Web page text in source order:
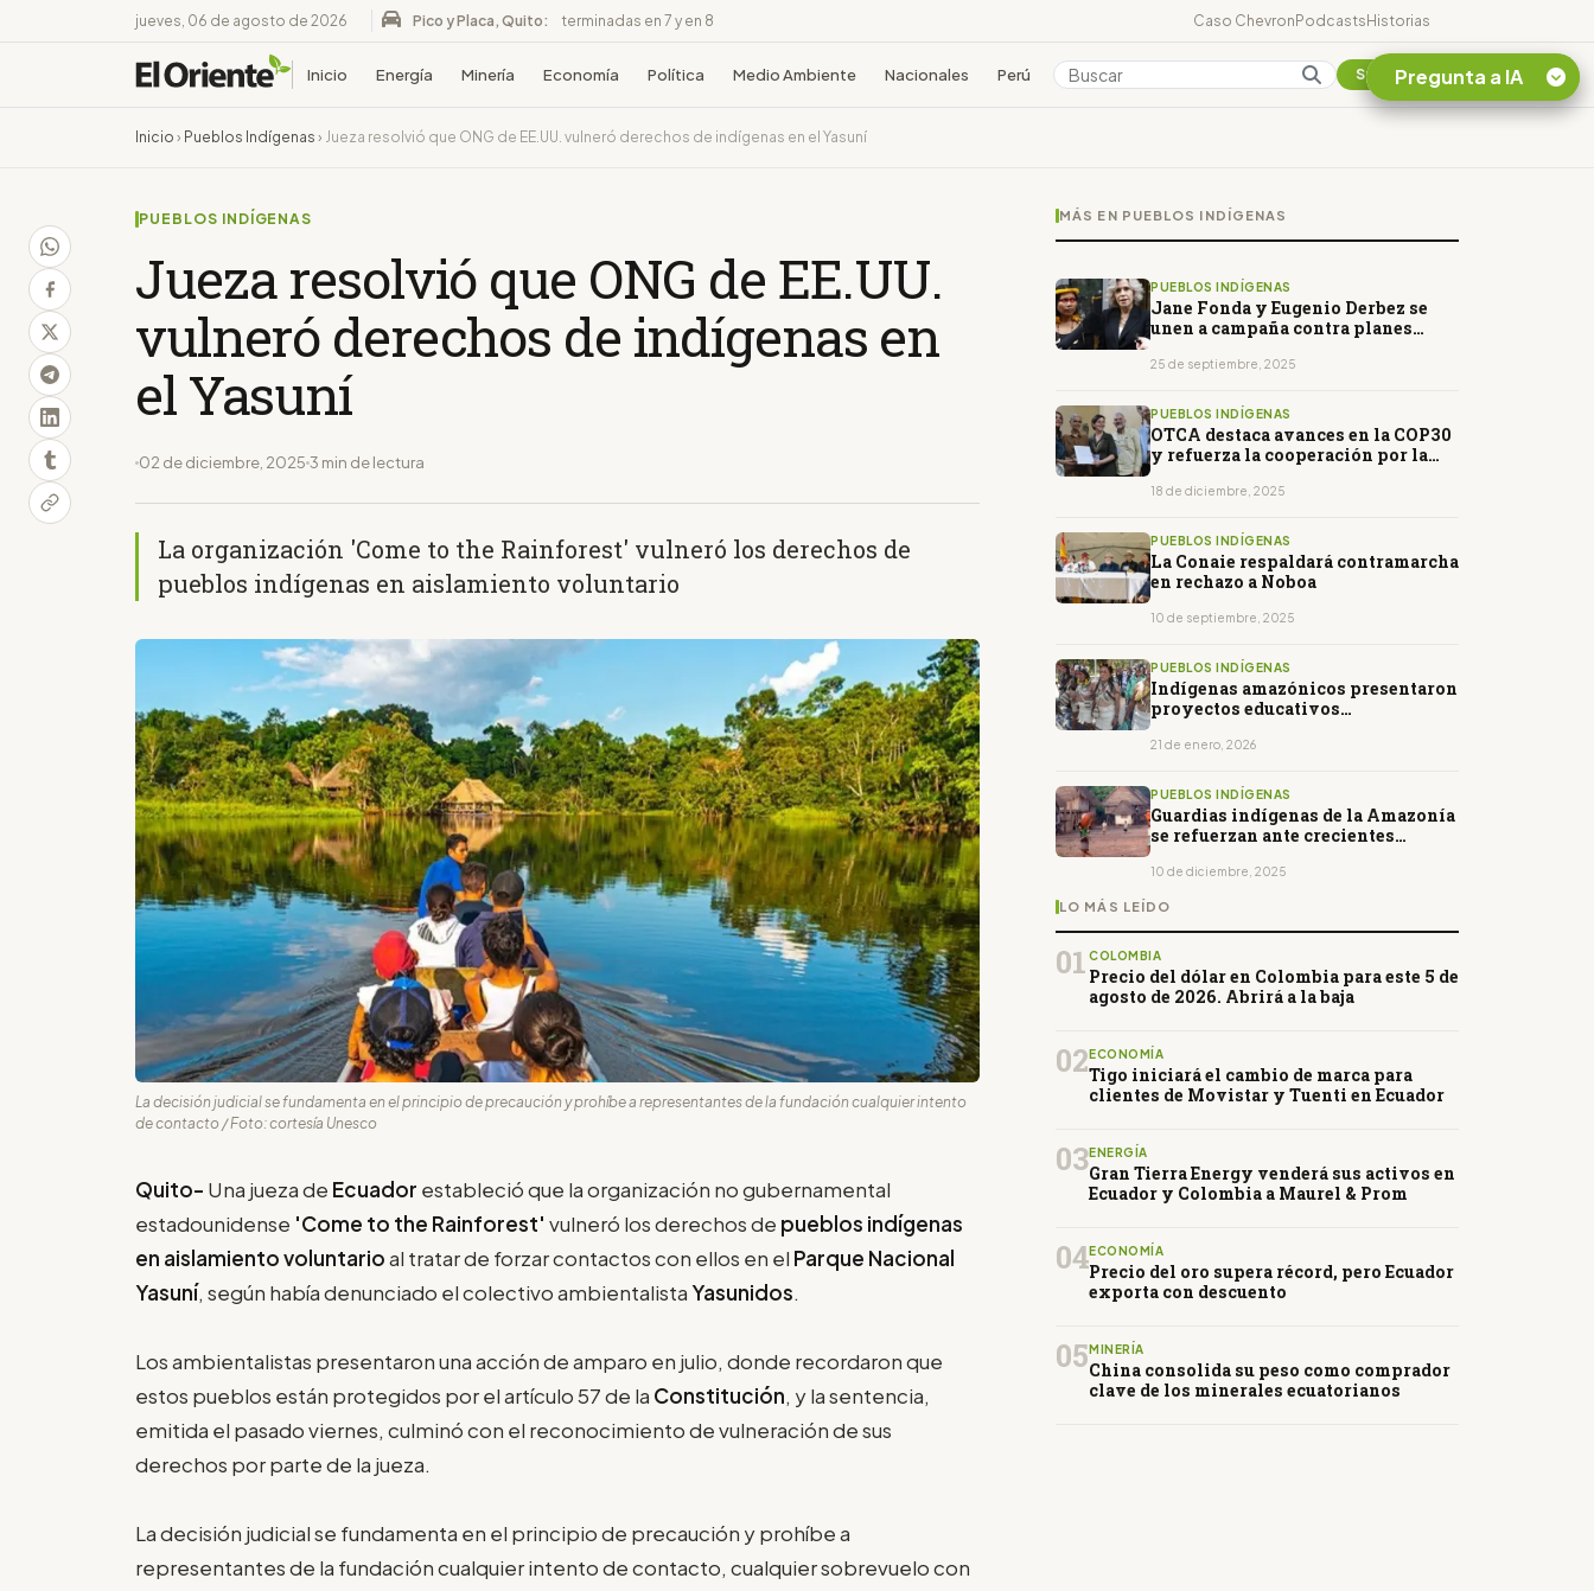
jueves, 06 de agosto de 2026 Pico y Placa, Quito: terminadas en 7 y en 8 Caso ChevronPodcastsHistorias
Inicio Energía Minería Economía Política Medio Ambiente Nacionales Perú Colombia Suscribirse
Inicio › Pueblos Indígenas › Jueza resolvió que ONG de EE.UU. vulneró derechos de indígenas en el Yasuní
PUEBLOS INDÍGENAS
Jueza resolvió que ONG de EE.UU.
vulneró derechos de indígenas en
el Yasuní
02 de diciembre, 2025 3 min de lectura
La organización 'Come to the Rainforest' vulneró los derechos de
pueblos indígenas en aislamiento voluntario
La decisión judicial se fundamenta en el principio de precaución y prohíbe a representantes de la fundación cualquier intento
de contacto / Foto: cortesía Unesco
Quito- Una jueza de Ecuador estableció que la organización no gubernamental
estadounidense 'Come to the Rainforest' vulneró los derechos de pueblos indígenas
en aislamiento voluntarioal tratar de forzar contactos con ellos en el Parque Nacional
Yasuní, según había denunciado el colectivo ambientalista Yasunidos.
Los ambientalistas presentaron una acción de amparo en julio, donde recordaron que
estos pueblos están protegidos por el artículo 57 de la Constitución, y la sentencia,
emitida el pasado viernes, culminó con el reconocimiento de vulneración de sus
derechos por parte de la jueza.
La decisión judicial se fundamenta en el principio de precaución y prohíbe a
representantes de la fundación cualquier intento de contacto, cualquier sobrevuelo con
MÁS EN PUEBLOS INDÍGENAS
PUEBLOS INDÍGENAS
Jane Fonda y Eugenio Derbez se
unen a campaña contra planes
25 de septiembre, 2025
PUEBLOS INDÍGENAS
OTCA destaca avances en la COP30
y refuerza la cooperación por la
18 de diciembre, 2025
PUEBLOS INDÍGENAS
La Conaie respaldará contramarcha
en rechazo a Noboa
10 de septiembre, 2025
PUEBLOS INDÍGENAS
Indígenas amazónicos presentaron
proyectos educativos
21 de enero, 2026
PUEBLOS INDÍGENAS
Guardias indígenas de la Amazonía
se refuerzan ante crecientes
10 de diciembre, 2025
LO MÁS LEÍDO
01 COLOMBIA
Precio del dólar en Colombia para este 5 de
agosto de 2026. Abrirá a la baja
02 ECONOMÍA
Tigo iniciará el cambio de marca para
clientes de Movistar y Tuenti en Ecuador
03ENERGÍA
Gran Tierra Energy venderá sus activos en
Ecuador y Colombia a Maurel & Prom
04ECONOMÍA
Precio del oro supera récord, pero Ecuador
exporta con descuento
05 MINERÍA
China consolida su peso como comprador
clave de los minerales ecuatorianos
Pregunta a IA
¿En que consiste la